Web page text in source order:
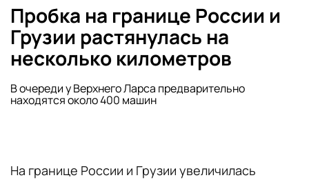
Пробка на границе России и
Грузии растянулась на
несколько километров
В очереди у Верхнего Ларса предварительно
находятся около 400 машин
На границе России и Грузии увеличилась